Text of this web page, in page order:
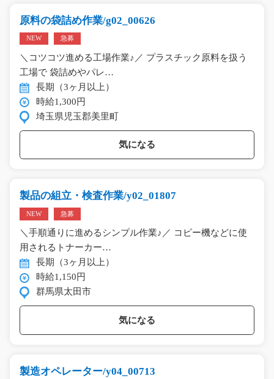
原料の袋詰め作業/g02_00626
NEW 急募
＼コツコツ進める工場作業♪／ プラスチック原料を扱う
工場で 袋詰めやパレ…
長期（3ヶ月以上）
時給1,300円
埼玉県児玉郡美里町
気になる
製品の組立・検査作業/y02_01807
NEW 急募
＼手順通りに進めるシンプル作業♪／ コピー機などに使
用されるトナーカー…
長期（3ヶ月以上）
時給1,150円
群馬県太田市
気になる
製造オペレーター/y04_00713